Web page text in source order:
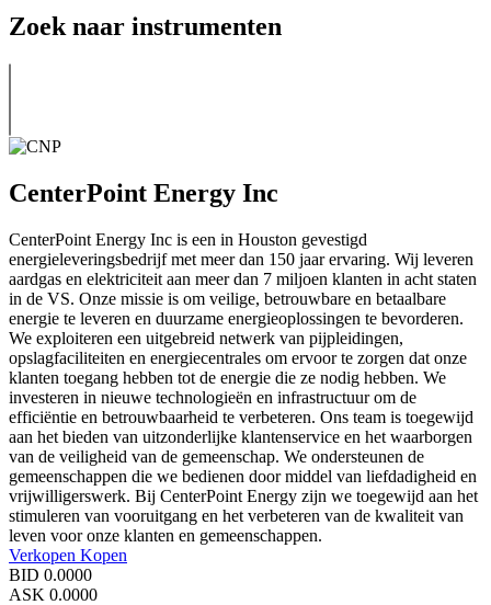
Zoek naar instrumenten
CenterPoint Energy Inc
CenterPoint Energy Inc is een in Houston gevestigd
energieleveringsbedrijf met meer dan 150 jaar ervaring. Wij leveren
aardgas en elektriciteit aan meer dan 7 miljoen klanten in acht staten
in de VS. Onze missie is om veilige, betrouwbare en betaalbare
energie te leveren en duurzame energieoplossingen te bevorderen.
We exploiteren een uitgebreid netwerk van pijpleidingen,
opslagfaciliteiten en energiecentrales om ervoor te zorgen dat onze
klanten toegang hebben tot de energie die ze nodig hebben. We
investeren in nieuwe technologieën en infrastructuur om de
efficiëntie en betrouwbaarheid te verbeteren. Ons team is toegewijd
aan het bieden van uitzonderlijke klantenservice en het waarborgen
van de veiligheid van de gemeenschap. We ondersteunen de
gemeenschappen die we bedienen door middel van liefdadigheid en
vrijwilligerswerk. Bij CenterPoint Energy zijn we toegewijd aan het
stimuleren van vooruitgang en het verbeteren van de kwaliteit van
leven voor onze klanten en gemeenschappen.
Verkopen Kopen
BID 0.0000
ASK 0.0000